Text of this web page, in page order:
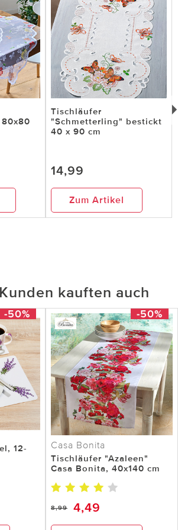
Tischläufer
"Schmetterling" bestickt
40 x 90 cm
14,99
Zum Artikel
kauften auch
-50%
12-
-50%
Casa Bonita
Tischläufer "Azaleen"
Casa Bonita, 40x140 cm
8,99 4,49